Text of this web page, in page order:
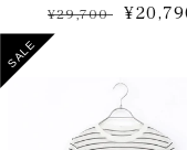
通
常
¥29,700
セ
価
格
SALE